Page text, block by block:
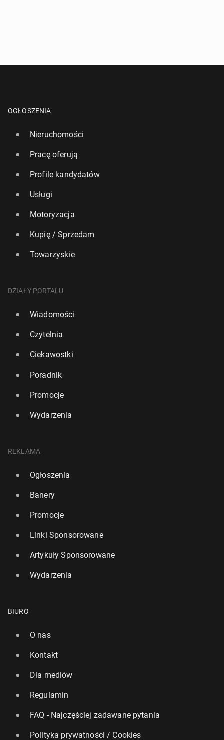
OGŁOSZENIA
Nieruchomości
Pracę oferują
Profile kandydatów
Usługi
Motoryzacja
Kupię / Sprzedam
Towarzyskie
DZIAŁY PORTALU
Wiadomości
Czytelnia
Ciekawostki
Poradnik
Promocje
Wydarzenia
REKLAMA
Ogłoszenia
Banery
Promocje
Linki Sponsorowane
Artykuły Sponsorowane
Wydarzenia
BIURO
O nas
Kontakt
Dla mediów
Regulamin
FAQ - Najczęściej zadawane pytania
Polityka prywatności / Cookies